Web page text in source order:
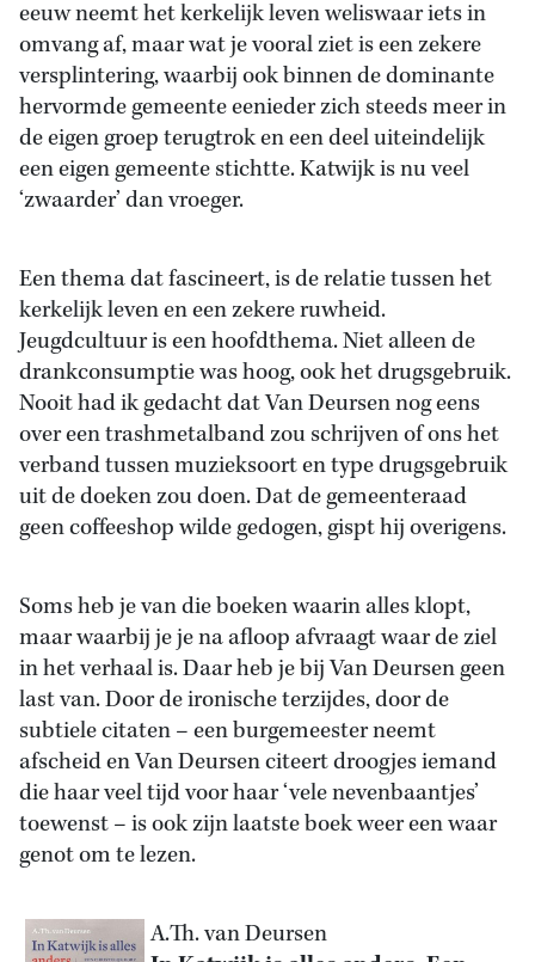
eeuw neemt het kerkelijk leven weliswaar iets in
omvang af, maar wat je vooral ziet is een zekere
versplintering, waarbij ook binnen de dominante
hervormde gemeente eenieder zich steeds meer in
de eigen groep terugtrok en een deel uiteindelijk
een eigen gemeente stichtte. Katwijk is nu veel
‘zwaarder’ dan vroeger.
Een thema dat fascineert, is de relatie tussen het
kerkelijk leven en een zekere ruwheid.
Jeugdcultuur is een hoofdthema. Niet alleen de
drankconsumptie was hoog, ook het drugsgebruik.
Nooit had ik gedacht dat Van Deursen nog eens
over een trashmetalband zou schrijven of ons het
verband tussen muzieksoort en type drugsgebruik
uit de doeken zou doen. Dat de gemeenteraad
geen coffeeshop wilde gedogen, gispt hij overigens.
Soms heb je van die boeken waarin alles klopt,
maar waarbij je je na afloop afvraagt waar de ziel
in het verhaal is. Daar heb je bij Van Deursen geen
last van. Door de ironische terzijdes, door de
subtiele citaten – een burgemeester neemt
afscheid en Van Deursen citeert droogjes iemand
die haar veel tijd voor haar ‘vele nevenbaantjes’
toewenst – is ook zijn laatste boek weer een waar
genot om te lezen.
A.Th. van Deursen